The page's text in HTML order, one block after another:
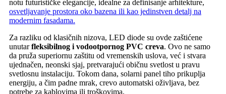
notu futurističke elegancije, idealne za definisanje arhitekture,
osvetljavanje prostora oko bazena ili kao jedinstven detalj na
modernim fasadama.
Za razliku od klasičnih nizova, LED diode su ovde zaštićene
unutarfleksibilnog i vodootpornog PVC creva. Ovo ne samo
da pruža superiornu zaštitu od vremenskih uslova, već i stvara
ujednačen, neonski sjaj, pretvarajući običnu svetlost u pravu
svetlosnu instalaciju. Tokom dana, solarni panel tiho prikuplja
energiju, a čim padne mrak, crevo automatski oživljava, bez
potrebe za kablovima ili troškovima.